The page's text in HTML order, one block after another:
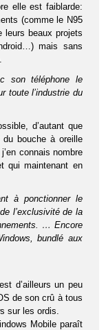
elle est faiblarde:
(comme le N95
leurs beaux projets
mais sans
son téléphone le
toute l’industrie du
d’autant que
du bouche à oreille
connais nombre
qui maintenant en
à ponctionner le
l’exclusivité de la
… Encore
bundlé aux
d’ailleurs un peu
de son crû à tous
sur les ordis.
Mobile paraît